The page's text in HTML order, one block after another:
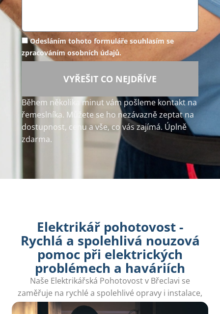
Odesláním tohoto formuláře souhlasím se
zpracováním osobních údajů.
VYŘEŠIT CO NEJDŘÍVE
Během několika minut vám pošleme kontakt na
řemeslníka. Můžete se ho nezávazně zeptat na
dostupnost, cenu a vše, co vás zajímá. Úplně
zdarma.
Elektrikář pohotovost -
Rychlá a spolehlivá nouzová
pomoc při elektrických
problémech a haváriích
Naše Elektrikářská Pohotovost v Břeclavi se
zaměřuje na rychlé a spolehlivé opravy i instalace,
abyste se nemuseli bát o svou bezpečnost.